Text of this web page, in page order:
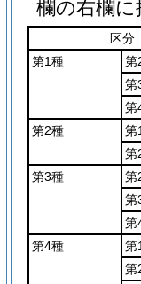
欄の右欄
区分
第1種
第
第
第
第2種
第
第
第3種
第
第
第
第4種
第
第